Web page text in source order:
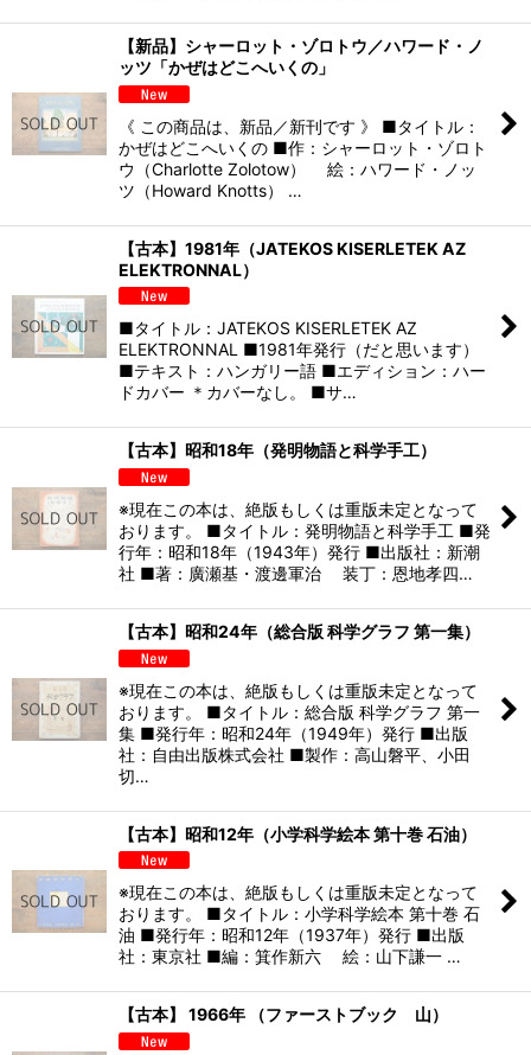
【新品】シャーロット・ゾロトウ／ハワード・ノ
ッツ「かぜはどこへいくの」
《 この商品は、新品／新刊です 》 ■タイトル：
かぜはどこへいくの ■作：シャーロット・ゾロト
ウ（Charlotte Zolotow） 絵：ハワード・ノッ
ツ（Howard Knotts） …
【古本】1981年（JATEKOS KISERLETEK AZ
ELEKTRONNAL）
■タイトル：JATEKOS KISERLETEK AZ
ELEKTRONNAL ■1981年発行（だと思います）
■テキスト：ハンガリー語 ■エディション：ハー
ドカバー ＊カバーなし。 ■サ…
【古本】昭和18年（発明物語と科学手工）
※現在この本は、絶版もしくは重版未定となって
おります。 ■タイトル：発明物語と科学手工 ■発
行年：昭和18年（1943年）発行 ■出版社：新潮
社 ■著：廣瀬基・渡邊軍治 装丁：恩地孝四…
【古本】昭和24年（総合版 科学グラフ 第一集）
※現在この本は、絶版もしくは重版未定となって
おります。 ■タイトル：総合版 科学グラフ 第一
集 ■発行年：昭和24年（1949年）発行 ■出版
社：自由出版株式会社 ■製作：高山磐平、小田
切…
【古本】昭和12年（小学科学絵本 第十巻 石油）
※現在この本は、絶版もしくは重版未定となって
おります。 ■タイトル：小学科学絵本 第十巻 石
油 ■発行年：昭和12年（1937年）発行 ■出版
社：東京社 ■編：箕作新六 絵：山下謙一 …
【古本】 1966年 （ファーストブック 山）